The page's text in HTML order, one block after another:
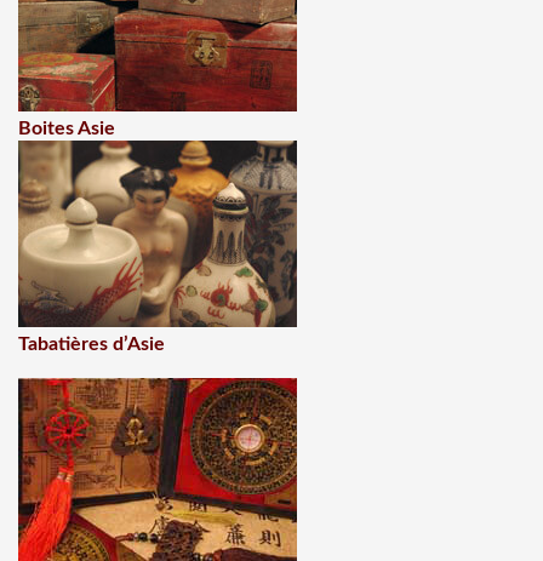
Boites Asie
Tabatières d’Asie